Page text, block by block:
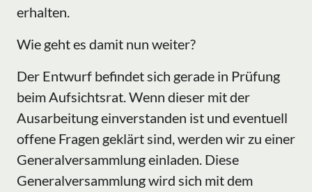
erhalten.
Wie geht es damit nun weiter?
Der Entwurf befindet sich gerade in Prüfung
beim Aufsichtsrat. Wenn dieser mit der
Ausarbeitung einverstanden ist und eventuell
offene Fragen geklärt sind, werden wir zu einer
Generalversammlung einladen. Diese
Generalversammlung wird sich mit dem